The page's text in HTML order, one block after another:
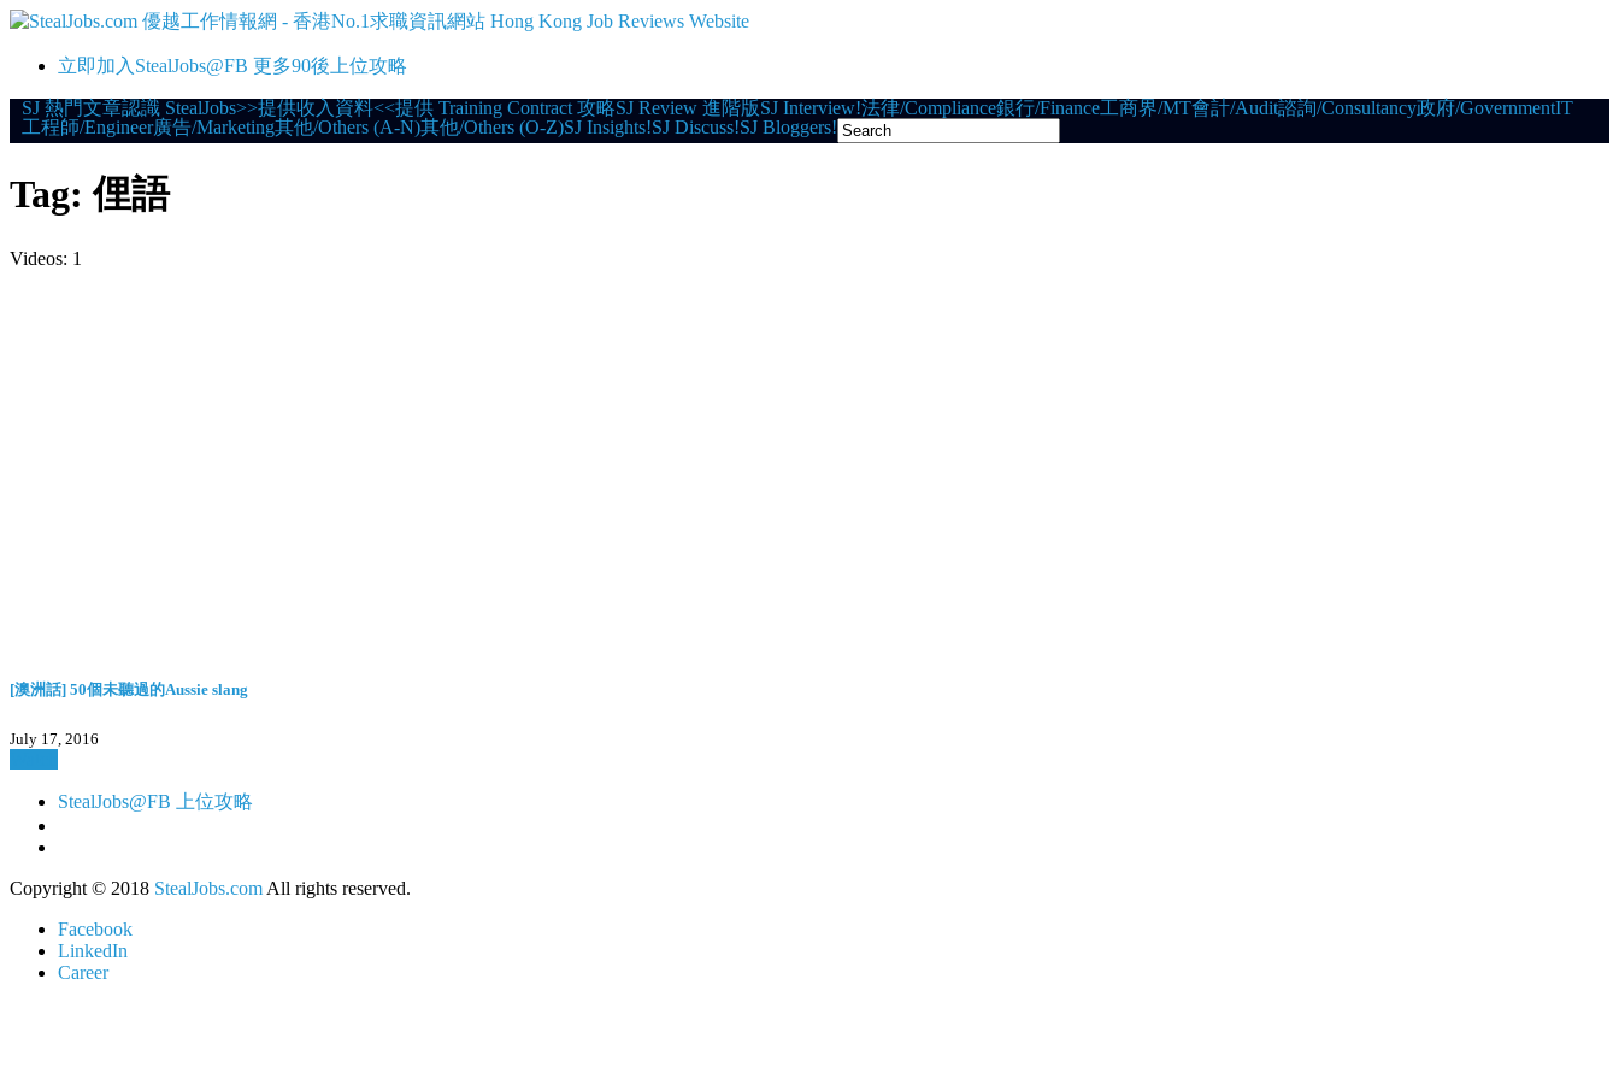
立即加入StealJobs@FB 更多90後上位攻略
Skip
to
SJ 熱門文章認識 StealJobs>>提供收入資料<<提供 Training Contract 攻略SJ Review 進階版SJ Interview!法律/Compliance銀行/Finance工商界/MT會計/Audit諮詢/Consultancy政府/GovernmentIT
工程師/Engineer廣告/Marketing其他/Others (A-N)其他/Others (O-Z)SJ Insights!SJ Discuss!SJ Bloggers!
Tag:俚語
Videos: 1
[澳洲話] 50個未聽過的Aussie slang
July 17, 2016
StealJobs@FB 上位攻略
Copyright © 2018 StealJobs.com All rights reserved.
Facebook
LinkedIn
Career